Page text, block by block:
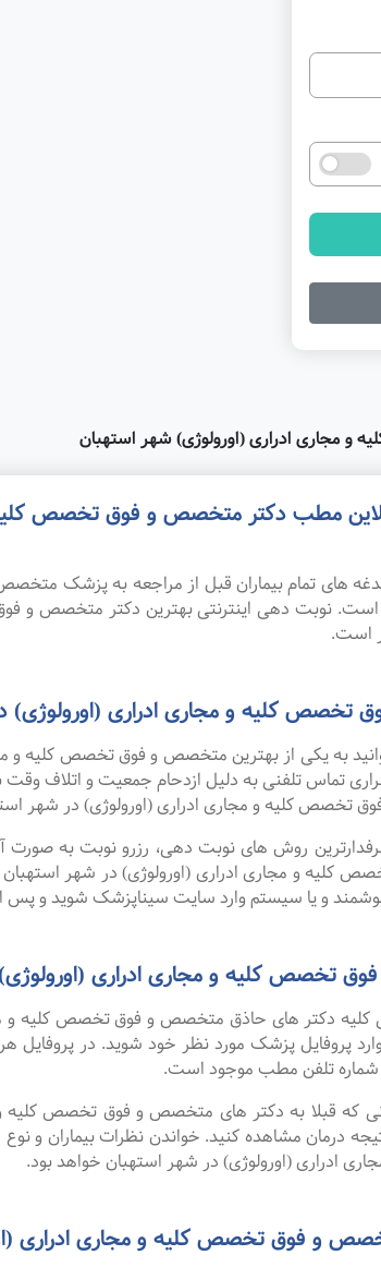
مجاری ادراری (اورولوژی) شهر استهبان
مطب دکتر متخصص و فوق تخصص کلیه
های تمام بیماران قبل از مراجعه به پزشک
است. نوبت دهی اینترنتی بهترین دکتر متخصص و
است.
تخصص کلیه و مجاری ادراری (اورولوژی)
به یکی از بهترین متخصص و فوق تخصص کلیه و
تماس تلفنی به دلیل ازدحام جمعیت و اتلاف
تخصص کلیه و مجاری ادراری (اورولوژی) در شهر
روش های نوبت دهی، رزرو نوبت به
و مجاری ادراری (اورولوژی) در شهر استهبان
و یا سیستم وارد سایت سیناپزشک شوید و پس
تخصص کلیه و مجاری ادراری
دکتر های حاذق متخصص و فوق تخصص کلیه و
وارد پروفایل پزشک مورد نظر خود شوید. در
تلفن مطب موجود است.
که قبلا به دکتر های متخصص و فوق تخصص کلیه و
درمان مشاهده کنید. خواندن نظرات بیماران و
ادراری (اورولوژی) در شهر استهبان خواهد بود.
و فوق تخصص کلیه و مجاری ادراری